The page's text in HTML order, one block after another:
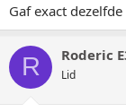
Gaf exact
R Roderic
Lid